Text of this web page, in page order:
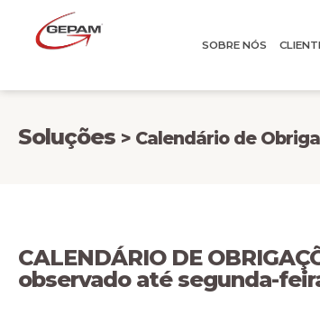
SOBRE NÓS
Soluções > Calendário de
CALENDÁRIO DE
observado até segunda-